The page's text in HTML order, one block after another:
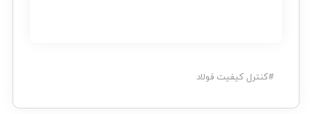
#کنترل کیفیت فولاد